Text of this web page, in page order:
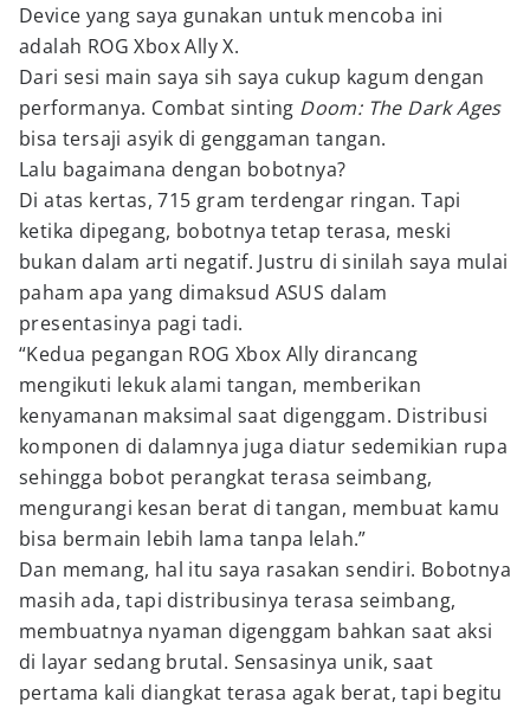
Device yang saya gunakan untuk mencoba ini
adalah ROG Xbox Ally X.
Dari sesi main saya sih saya cukup kagum dengan
performanya. Combat sinting Doom: The Dark Ages
bisa tersaji asyik di genggaman tangan.
Lalu bagaimana dengan bobotnya?
Di atas kertas, 715 gram terdengar ringan. Tapi
ketika dipegang, bobotnya tetap terasa, meski
bukan dalam arti negatif. Justru di sinilah saya mulai
paham apa yang dimaksud ASUS dalam
presentasinya pagi tadi.
“Kedua pegangan ROG Xbox Ally dirancang
mengikuti lekuk alami tangan, memberikan
kenyamanan maksimal saat digenggam. Distribusi
komponen di dalamnya juga diatur sedemikian rupa
sehingga bobot perangkat terasa seimbang,
mengurangi kesan berat di tangan, membuat kamu
bisa bermain lebih lama tanpa lelah.”
Dan memang, hal itu saya rasakan sendiri. Bobotnya
masih ada, tapi distribusinya terasa seimbang,
membuatnya nyaman digenggam bahkan saat aksi
di layar sedang brutal. Sensasinya unik, saat
pertama kali diangkat terasa agak berat, tapi begitu